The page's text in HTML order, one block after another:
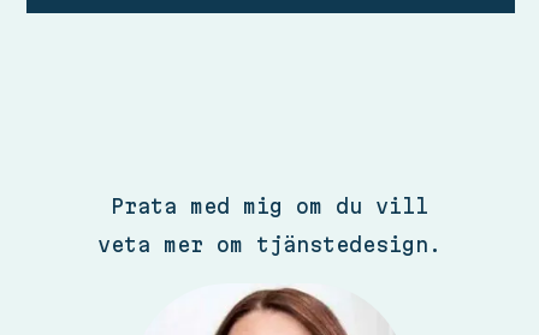
Prata med mig om du vill
veta mer om tjänstedesign.